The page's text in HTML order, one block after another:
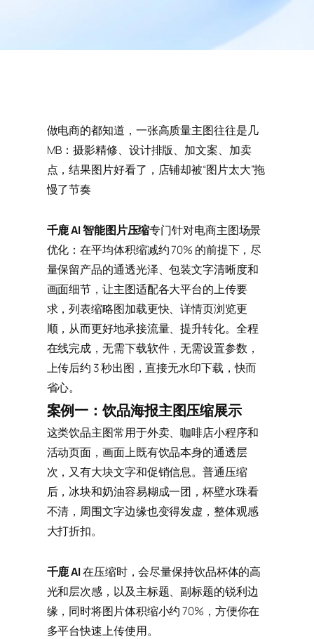
做电商的都知道，一张高质量主图往往是几
MB：摄影精修、设计排版、加文案、加卖
点，结果图片好看了，店铺却被“图片太大”拖
慢了节奏
千鹿 AI 智能图片压缩专门针对电商主图场景
优化：在平均体积缩减约 70% 的前提下，尽
量保留产品的通透光泽、包装文字清晰度和
画面细节，让主图适配各大平台的上传要
求，列表缩略图加载更快、详情页浏览更
顺，从而更好地承接流量、提升转化。全程
在线完成，无需下载软件，无需设置参数，
上传后约 3 秒出图，直接无水印下载，快而
省心。
案例一：饮品海报主图压缩展示
这类饮品主图常用于外卖、咖啡店小程序和
活动页面，画面上既有饮品本身的通透层
次，又有大块文字和促销信息。普通压缩
后，冰块和奶油容易糊成一团，杯壁水珠看
不清，周围文字边缘也变得发虚，整体观感
大打折扣。
千鹿 AI在压缩时，会尽量保持饮品杯体的高
光和层次感，以及主标题、副标题的锐利边
缘，同时将图片体积缩小约 70%，方便你在
多平台快速上传使用。